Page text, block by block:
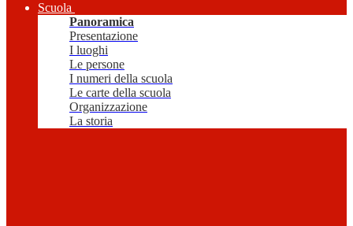
Scuola
Panoramica
Presentazione
I luoghi
Le persone
I numeri della scuola
Le carte della scuola
Organizzazione
La storia